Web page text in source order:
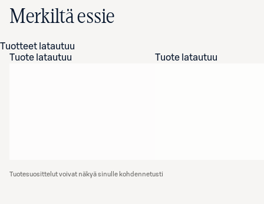
Merkiltä essie
Tuotteet latautuu
Tuote latautuu
Tuote latautuu
Tuotesuosittelut voivat näkyä sinulle kohdennetusti